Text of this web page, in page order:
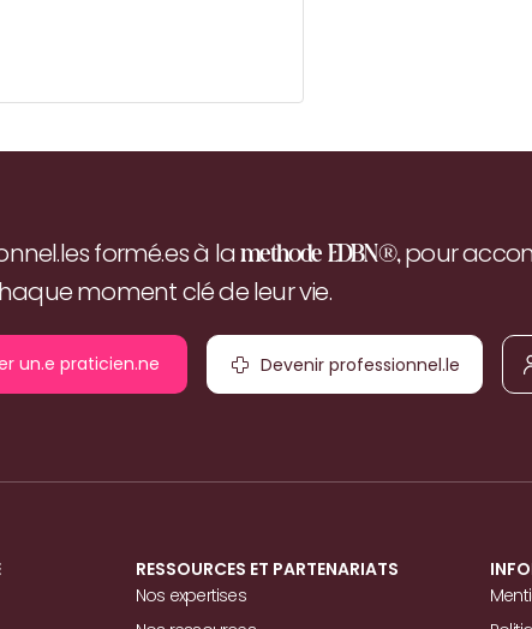
formé.es à lamethode EDBN®,pour
moment clé de leur vie.
un.e
Devenir
professionnel.le
RESSOURCES ET PARTENARIATS
Nos expertises